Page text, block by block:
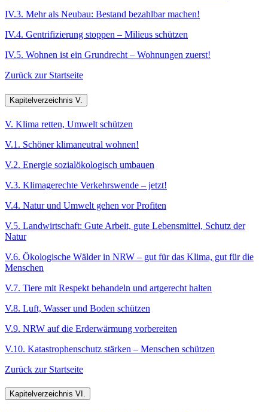
IV.3. Mehr als Neubau: Bestand bezahlbar machen!
IV.4. Gentrifizierung stoppen – Milieus schützen
IV.5. Wohnen ist ein Grundrecht – Wohnungen zuerst!
Zurück zur Startseite
Kapitelverzeichnis V.
V. Klima retten, Umwelt schützen
V.1. Schöner klimaneutral wohnen!
V.2. Energie sozialökologisch umbauen
V.3. Klimagerechte Verkehrswende – jetzt!
V.4. Natur und Umwelt gehen vor Profiten
V.5. Landwirtschaft: Gute Arbeit, gute Lebensmittel, Schutz der
Natur
V.6. Ökologische Wälder in NRW – gut für das Klima, gut für die
Menschen
V.7. Tiere mit Respekt behandeln und artgerecht halten
V.8. Luft, Wasser und Boden schützen
V.9. NRW auf die Erderwärmung vorbereiten
V.10. Katastrophenschutz stärken – Menschen schützen
Zurück zur Startseite
Kapitelverzeichnis VI.